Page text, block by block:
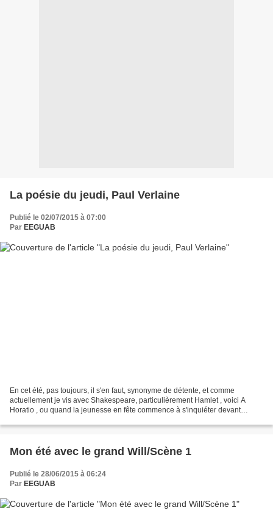
La poésie du jeudi, Paul Verlaine
Publié le 02/07/2015 à 07:00
Par EEGUAB
En cet été, pas toujours, il s'en faut, synonyme de détente, et comme
actuellement je vis avec Shakespeare, particulièrement Hamlet , voici A
Horatio , ou quand la jeunesse en fête commence à s'inquiéter devant
Mon été avec le grand Will/Scène 1
Publié le 28/06/2015 à 06:24
Par EEGUAB